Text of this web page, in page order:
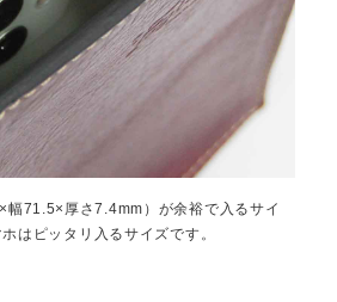
71.5×厚さ7.4mm）が余裕で入るサイ
はピッタリ入るサイズです。